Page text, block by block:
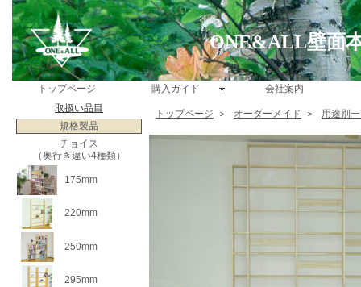
ONE&ALL壁面
トップページ 購入ガイド
会社案内
取扱い品目
規格製品
チョイス
（奥行き違い4種類）
175mm
220mm
250mm
295mm
トップページ ＞ オーダーメイド ＞ 用途別